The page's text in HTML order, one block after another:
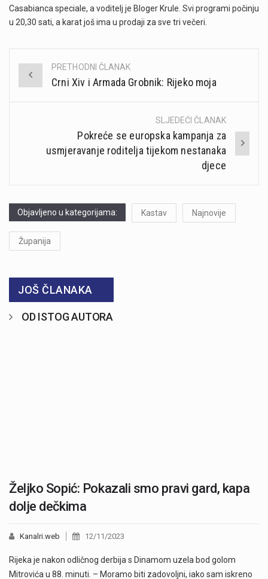
Casabianca speciale, a voditelj je Bloger Krule. Svi programi počinju
u 20,30 sati, a karat još ima u prodaji za sve tri večeri.
Post
PRETHODNI ČLANAK
Crni Xiv i Armada Grobnik: Rijeko moja
SLJEDEĆI ČLANAK
Pokreće se europska kampanja za
usmjeravanje roditelja tijekom nestanaka
djece
Objavljeno u kategorijama: Kastav Najnovije
Županija
JOŠ ČLANAKA
OD ISTOG AUTORA
Željko Sopić: Pokazali smo pravi gard, kapa
dolje dečkima
Kanalri.web 12/11/2023
Rijeka je nakon odličnog derbija s Dinamom uzela bod golom
Mitrovića u 88. minuti. – Moramo biti zadovoljni, iako sam iskreno